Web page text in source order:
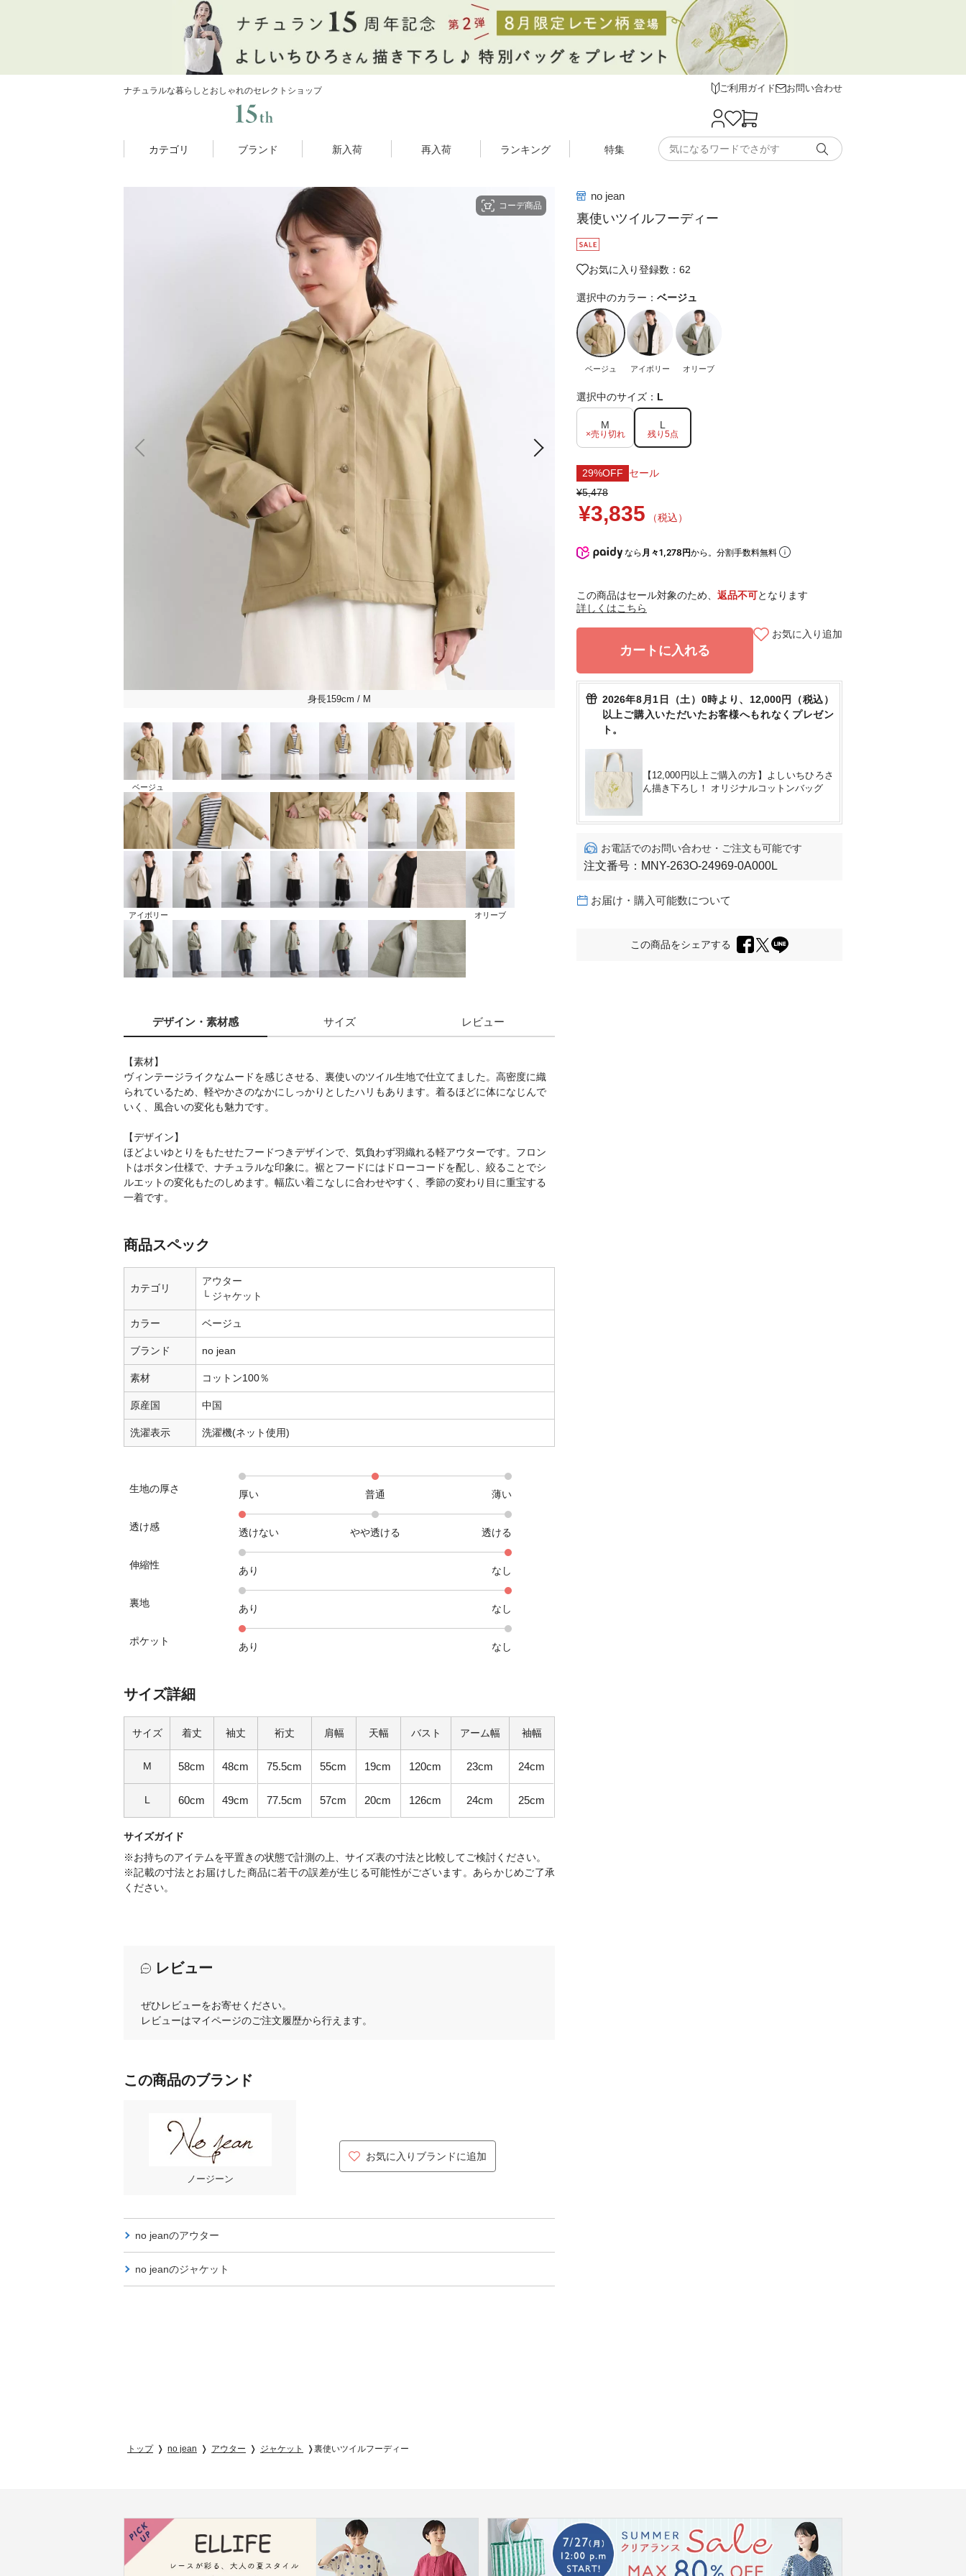
ナチュラルな暮らしとおしゃれのセレクトショップ ご利用ガイド お問い合わせ
カテゴリ ブランド 新入荷 再入荷 ランキング 特集
コーデ商品
身長159cm / M 身長159cm/ M
ベージュ
アイボリー オリーブ
no jean
裏使いツイルフーディー
お気に入り登録数：62
選択中のカラー： ベージュ
ベージュ アイボリー オリーブ
選択中のサイズ： L
M
×売り切れ
L
残り5点
29%OFF
セール
¥5,478
¥3,835 （税込）
なら 月々1,278円から。分割手数料無料
この商品はセール対象のため、 返品不可となります
詳しくはこちら
カートに入れる
お気に入り追加
2026年8月1日（土）0時より、12,000円（税込）
以上ご購入いただいたお客様へもれなくプレゼン
ト。
【12,000円以上ご購入の方】よしいちひろさ
ん描き下ろし！ オリジナルコットンバッグ
お電話でのお問い合わせ・ご注文も可能です
注文番号： MNY-263O-24969-0A000L
お届け・購入可能数について
この商品をシェアする
デザイン ・素材感 サイズ レビュー
【素材】
ヴィンテージライクなムードを感じさせる、裏使いのツイル生地で仕立てました。高密度に織
られているため、軽やかさのなかにしっかりとしたハリもあります。着るほどに体になじんで
いく、風合いの変化も魅力です。
【デザイン】
ほどよいゆとりをもたせたフードつきデザインで、気負わず羽織れる軽アウターです。フロン
トはボタン仕様で、ナチュラルな印象に。裾とフードにはドローコードを配し、絞ることでシ
ルエットの変化もたのしめます。幅広い着こなしに合わせやすく、季節の変わり目に重宝する
一着です。
商品スペック
カテゴリ
アウター
ジャケット
カラー ベージュ
ブランド no jean
素材 コットン100％
原産国 中国
洗濯表示 洗濯機(ネット使用)
生地の厚さ 厚い 普通 薄い
透け感 透けない やや透ける 透ける
伸縮性 あり なし
裏地 あり なし
ポケット あり なし
サイズ詳細
サイズ 着丈 袖丈 裄丈 肩幅 天幅 バスト アーム幅 袖幅
M 58cm 48cm 75.5cm 55cm 19cm 120cm 23cm 24cm
L 60cm 49cm 77.5cm 57cm 20cm 126cm 24cm 25cm
サイズガイド
※お持ちのアイテムを平置きの状態で計測の上、サイズ表の寸法と比較してご検討ください。
※記載の寸法とお届けした商品に若干の誤差が生じる可能性がございます。あらかじめご了承
ください。
レビュー
ぜひレビューをお寄せください。
レビューはマイページのご注文履歴から行えます。
この商品のブランド
ノージーン
お気に入りブランドに追加
no jeanのアウター
no jeanのジャケット
トップ no jean アウター ジャケット 裏使いツイルフーディー